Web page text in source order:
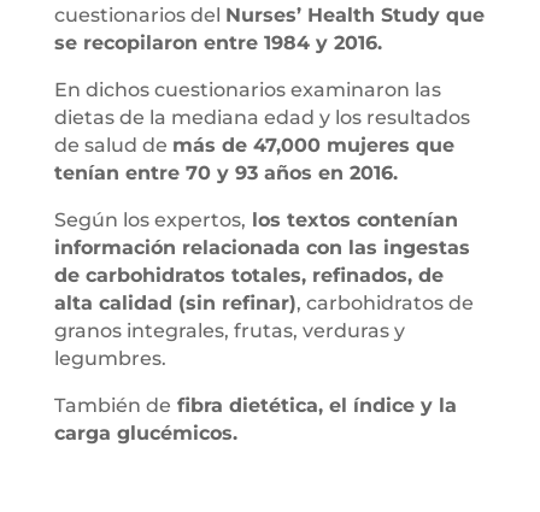
cuestionarios del Nurses’ Health Study que
se recopilaron entre 1984 y 2016.
En dichos cuestionarios examinaron las
dietas de la mediana edad y los resultados
de salud de más de 47,000 mujeres que
tenían entre 70 y 93 años en 2016.
Según los expertos, los textos contenían
información relacionada con las ingestas
de carbohidratos totales, refinados, de
alta calidad (sin refinar), carbohidratos de
granos integrales, frutas, verduras y
legumbres.
También de fibra dietética, el índice y la
carga glucémicos.